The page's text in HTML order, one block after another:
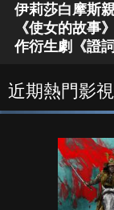
伊莉莎白摩斯
《使女的故事
作衍生劇《證
近期熱門影